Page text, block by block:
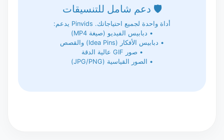
🛡️ دعم شامل للتنسيقات
أداة واحدة لجميع احتياجاتك. Pinvids يدعم:
• دبابيس الفيديو (صيغة MP4)
• دبابيس الأفكار (Idea Pins) والقصص
• صور GIF عالية الدقة
• الصور القياسية (JPG/PNG)